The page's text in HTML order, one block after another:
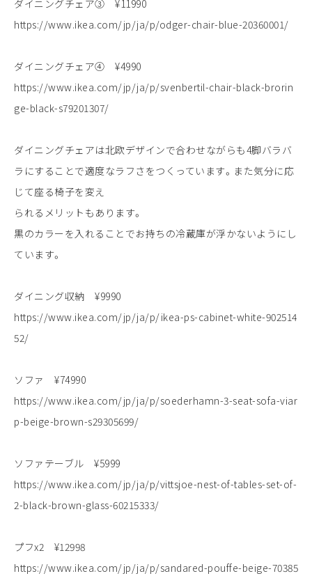
ダイニングチェア③ ¥11990
https://www.ikea.com/jp/ja/p/odger-chair-blue-20360001/
ダイニングチェア④ ¥4990
https://www.ikea.com/jp/ja/p/svenbertil-chair-black-brorin
ge-black-s79201307/
ダイニングチェアは北欧デザインで合わせながらも4脚バラバ
ラにすることで適度なラフさをつくっています。また気分に応
じて座る椅子を変え
られるメリットもあります。
黒のカラーを入れることでお持ちの冷蔵庫が浮かないようにし
ています。
ダイニング収納 ¥9990
https://www.ikea.com/jp/ja/p/ikea-ps-cabinet-white-902514
52/
ソファ ¥74990
https://www.ikea.com/jp/ja/p/soederhamn-3-seat-sofa-viar
p-beige-brown-s29305699/
ソファテーブル ¥5999
https://www.ikea.com/jp/ja/p/vittsjoe-nest-of-tables-set-of-
2-black-brown-glass-60215333/
プフx2 ¥12998
https://www.ikea.com/jp/ja/p/sandared-pouffe-beige-70385